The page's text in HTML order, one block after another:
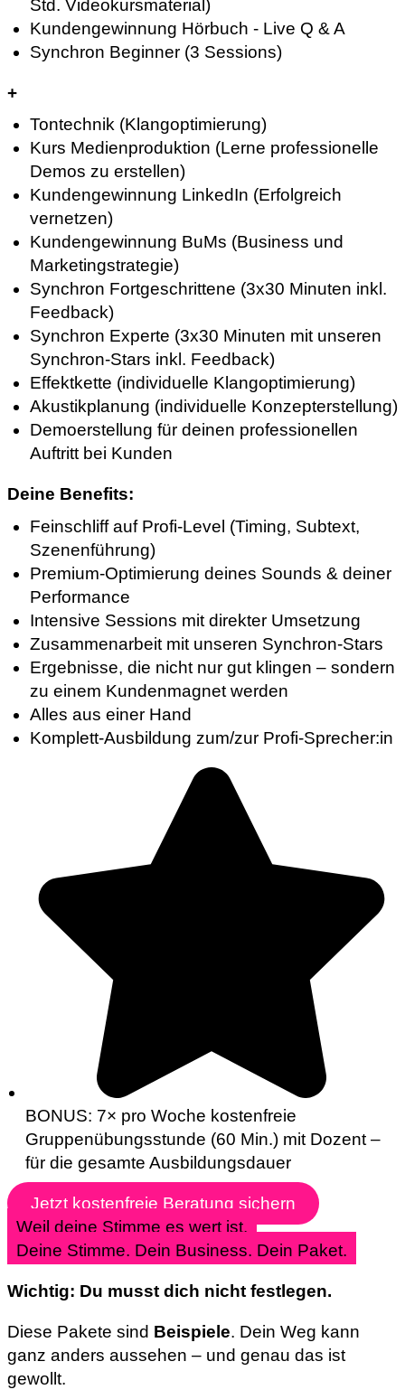
Std. Videokursmaterial)
Kundengewinnung Hörbuch - Live Q & A
Synchron Beginner (3 Sessions)
+
Tontechnik (Klangoptimierung)
Kurs Medienproduktion (Lerne professionelle
Demos zu erstellen)
Kundengewinnung LinkedIn (Erfolgreich
vernetzen)
Kundengewinnung BuMs (Business und
Marketingstrategie)
Synchron Fortgeschrittene (3x30 Minuten inkl.
Feedback)
Synchron Experte (3x30 Minuten mit unseren
Synchron-Stars inkl. Feedback)
Effektkette (individuelle Klangoptimierung)
Akustikplanung (individuelle Konzepterstellung)
Demoerstellung für deinen professionellen
Auftritt bei Kunden
Deine Benefits:
Feinschliff auf Profi-Level (Timing, Subtext,
Szenenführung)
Premium-Optimierung deines Sounds & deiner
Performance
Intensive Sessions mit direkter Umsetzung
Zusammenarbeit mit unseren Synchron-Stars
Ergebnisse, die nicht nur gut klingen – sondern
zu einem Kundenmagnet werden
Alles aus einer Hand
Komplett-Ausbildung zum/zur Profi-Sprecher:in
BONUS: 7× pro Woche kostenfreie
Gruppenübungsstunde (60 Min.) mit Dozent –
für die gesamte Ausbildungsdauer
Jetzt kostenfreie Beratung sichern
Weil deine Stimme es wert ist.
Deine Stimme. Dein Business. Dein Paket.
Wichtig: Du musst dich nicht festlegen.
Diese Pakete sind Beispiele. Dein Weg kann
ganz anders aussehen – und genau das ist
gewollt.